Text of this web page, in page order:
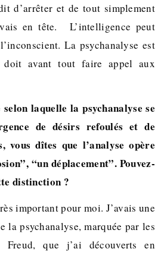
d’arrêter et de tout simplement
en tête. L’intelligence peut
La psychanalyse est
avant tout faire appel aux
laquelle la psychanalyse se
de désirs refoulés et de
vous dîtes que l’analyse opère
“un déplacement”. Pouvez-
distinction ?
important pour moi. J’avais une
la psychanalyse, marquée par les
Freud, que j’ai découverts en